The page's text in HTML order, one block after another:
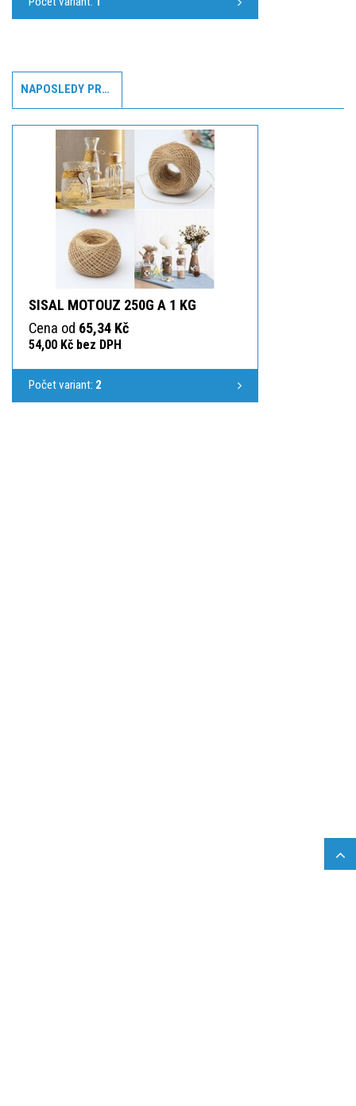
NAPOSLEDY PROHLÍŽENÉ
SISAL MOTOUZ 250G A 1 KG
Cena od 65,34 Kč
54,00 Kč bez DPH
Počet variant: 2